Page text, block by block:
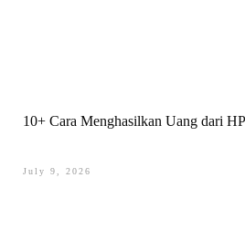
10+ Cara Menghasilkan Uang dari
July 9, 2026